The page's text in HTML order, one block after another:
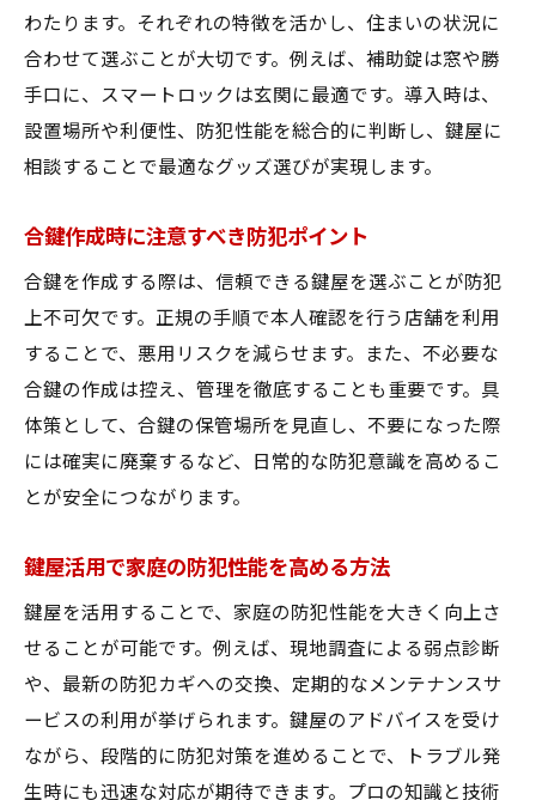
わたります。それぞれの特徴を活かし、住まいの状況に
合わせて選ぶことが大切です。例えば、補助錠は窓や勝
手口に、スマートロックは玄関に最適です。導入時は、
設置場所や利便性、防犯性能を総合的に判断し、鍵屋に
相談することで最適なグッズ選びが実現します。
合鍵作成時に注意すべき防犯ポイント
合鍵を作成する際は、信頼できる鍵屋を選ぶことが防犯
上不可欠です。正規の手順で本人確認を行う店舗を利用
することで、悪用リスクを減らせます。また、不必要な
合鍵の作成は控え、管理を徹底することも重要です。具
体策として、合鍵の保管場所を見直し、不要になった際
には確実に廃棄するなど、日常的な防犯意識を高めるこ
とが安全につながります。
鍵屋活用で家庭の防犯性能を高める方法
鍵屋を活用することで、家庭の防犯性能を大きく向上さ
せることが可能です。例えば、現地調査による弱点診断
や、最新の防犯カギへの交換、定期的なメンテナンスサ
ービスの利用が挙げられます。鍵屋のアドバイスを受け
ながら、段階的に防犯対策を進めることで、トラブル発
生時にも迅速な対応が期待できます。プロの知識と技術